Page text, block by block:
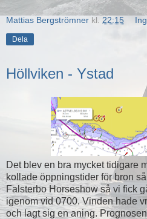
Mattias Bergströmner kl. 22:15
Dela
Höllviken - Ystad
Det blev en bra mycket tidigare
kollade öppningstider för bron
Falsterbo Horseshow så vi fick
igenom vid 0700. Vinden hade
och lagt sig en aning.